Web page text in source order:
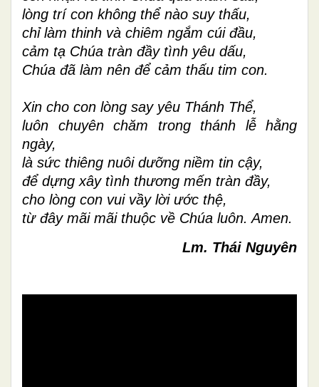
lòng trí con không thể nào suy thấu,
chỉ làm thinh và chiêm ngắm cúi đầu,
cảm tạ Chúa tràn đầy tình yêu dấu,
Chúa đã làm nên để cảm thấu tim con.
Xin cho con lòng say yêu Thánh Thể,
luôn chuyên chăm trong thánh lễ hằng
ngày,
là sức thiêng nuôi dưỡng niềm tin cậy,
để dựng xây tình thương mến tràn đầy,
cho lòng con vui vầy lời ước thệ,
từ đây mãi mãi thuộc về Chúa luôn. Amen.
Lm. Thái Nguyên